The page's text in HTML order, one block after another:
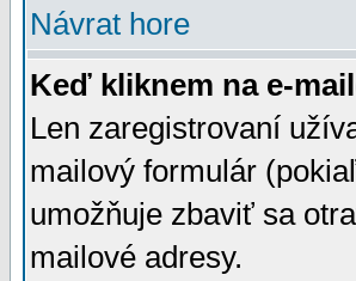
Návrat hore
Keď kliknem na e-
Len zaregistrovaní
mailový formulár
umožňuje zbaviť sa
mailové adresy.